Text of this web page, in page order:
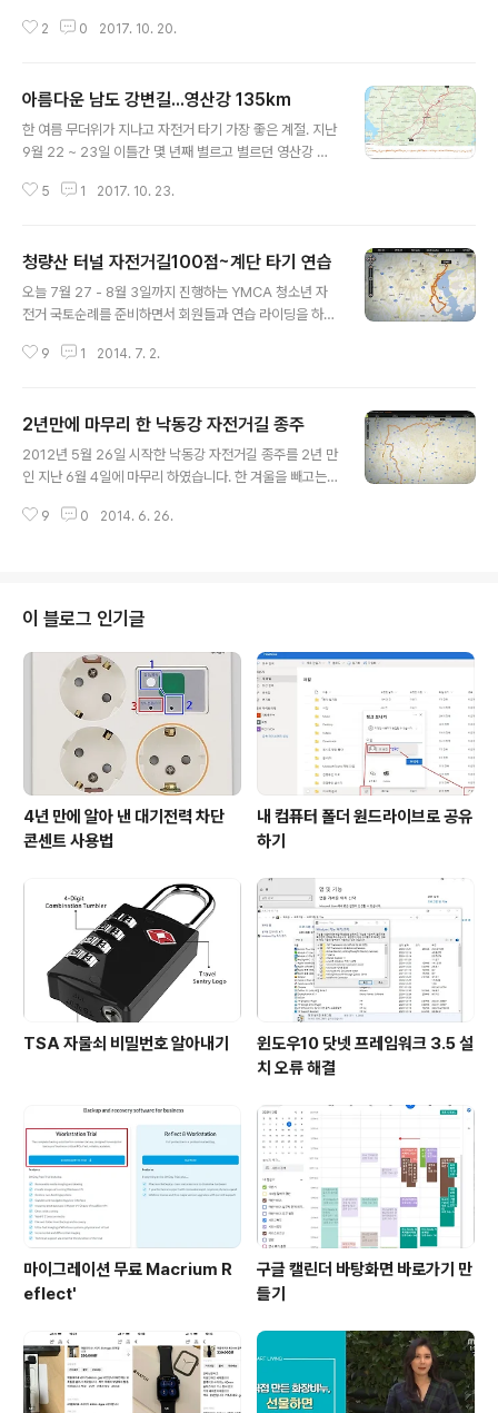
이에 담긴 재첩을 까던 기억 그리고 어른이 되어 섬진강에
음 섬진강을 만났을 때도 이미 재첩은 아무데서나 잡을 수
없는 귀한 민물 조개였습니다. 어른이 되어 이현상 유적이
남아 있는 지리산 빗정골 아래 의신마을에 사는 지인의 산
자주 강변의 재첩국집을 찾았습니다. 섬진강에 대한 추억...
2 0 2017. 10. 20.
아름다운 남도 강변길...영산강 135km
한 여름 무더위가 지나고 자전거 타기 가장 좋은 계절. 지난
9월 22 ~ 23일 이틀간 몇 년째 별르고 별르던 영산강 자
진강 자전거길을 하루 만에 달렸더니 너무 힘이 들어 이번
함께 영산강 자전거 종주를 하였습니다. 여섯 명이 한 팀이
되어 차량 지원 한 명을 제외하고 승합차에 자전거 다섯 대
를 싣고 첫날은 마산을 출발하여 자동차로 담양댐까지 이
를 앞둔 벌초기간이었지만 2시간 30분만에 담양댐인증센
5 1 2017. 10. 23.
청량산 터널 자전거길100점~계단 타기 연습
오늘 7월 27 - 8월 3일까지 진행하는 YMCA 청소년 자
전거 국토순례를 준비하면서 회원들과 연습 라이딩을 하고
여 청량산으로 연습 라이딩을 다녀왔습니다. 평소 청량산
코스를 주로 이용하였습니다. 창원시가 잘 한 일.......청량산
터널 자전거길은 100점 그런데 이 날은 한 회원의 제안으
로 코스를 변경하였습니다. 경남대학 정문을 출발하여 공
들과 만났습니다. 평소와 같이 청량산 임도 구간을 이용하
9 1 2014. 7. 2.
2년만에 마무리 한 낙동강 자전거길 종주
2012년 5월 26일 시작한 낙동강 자전거길 종주를 2년 만
인 지난 6월 4일에 마무리 하였습니다. 한 겨울을 빼고는
을 내기가 어려워 차일피일 미룬 탓에 2년이나 걸렸습니
월에 함안보-을숙도, 2012년 6월에 함안보-합천 창녕보,
2013년 5월에 안동-구미, 2014년 6월에 구미-합천 창
녕보 구간으로 나누어 종주를 마쳤습니다. 2012년에는 둘
째 아들과 함께, 2013년, 2014년에는 혼자서 라이딩을
다녀왔습니다. 안동댐에서부터 을숙도까지 쭉 이어서 달린
것이 아니기 때문..
9 0 2014. 6. 26.
이 블로그 인기글
4년 만에 알아 낸 대기전력 차단
콘센트 사용법
내 컴퓨터 폴더 원드라이브로 공유
하기
TSA 자물쇠 비밀번호 알아내기
윈도우10 닷넷 프레임워크 3.5 설
치 오류 해결
마이그레이션 무료 Macrium R
eflect'
구글 캘린더 바탕화면 바로가기 만
들기